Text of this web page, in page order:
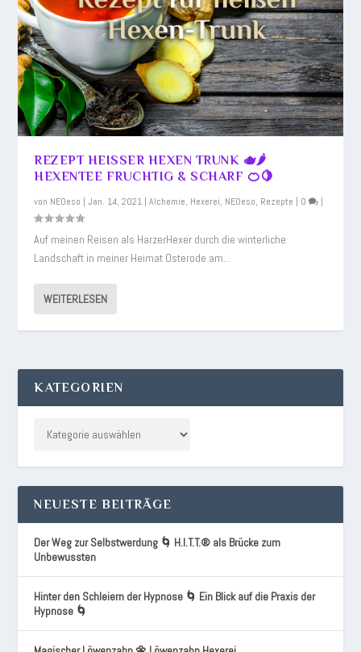
REZEPT HEISSER HEXEN TRUNK 🫖🌶️
HEXENTEE FRUCHTIG & SCHARF 🍊🍋
von NEOeso |Jan. 14, 2021 |Alchemie, Hexerei, NEOeso, Rezepte | 0 |
Auf meinen Reisen als HarzerHexer durch die winterliche
Landschaft in meiner Heimat Osterode am...
WEITERLESEN
KATEGORIEN
NEUESTE BEITRÄGE
Der Weg zur Selbstwerdung 🌀 H.I.T.T.® als Brücke zum
Unbewussten
Hinter den Schleiern der Hypnose 🌀 Ein Blick auf die Praxis der
Hypnose 🌀